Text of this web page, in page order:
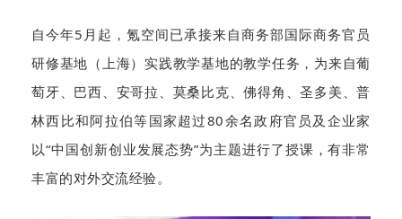
自今年5月起，氪空间已承接来自商务部国际商务官员
研修基地（上海）实践教学基地的教学任务，为来自葡
萄牙、巴西、安哥拉、莫桑比克、佛得角、圣多美、普
林西比和阿拉伯等国家超过80余名政府官员及企业家
以“中国创新创业发展态势”为主题进行了授课，有非常
丰富的对外交流经验。